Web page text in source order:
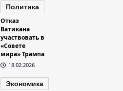
Политика
Отказ
Ватикана
участвовать в
«Совете
мира» Трампа
18.02.2026
Экономика